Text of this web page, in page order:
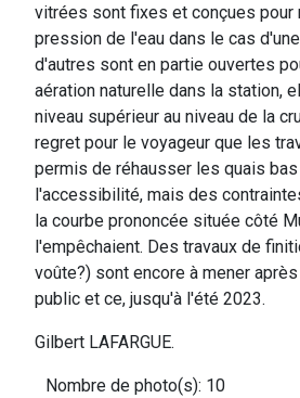
vitrées sont fixes et conçues pour
pression de l'eau dans le cas
d'autres sont en partie ouvertes
aération naturelle dans la station,
niveau supérieur au niveau de la
regret pour le voyageur que les
permis de réhausser les quais
l'accessibilité, mais des
la courbe prononcée située côté
l'empêchaient. Des travaux de
voûte?) sont encore à mener
public et ce, jusqu'à l'été 2023.
Gilbert LAFARGUE.
Nombre de photo(s): 10